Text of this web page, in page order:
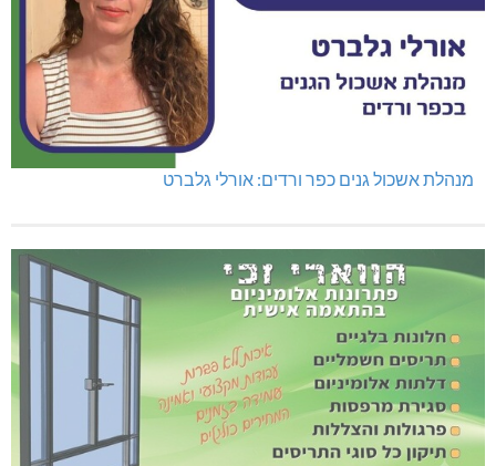
מנהלת אשכול גנים כפר ורדים: אורלי גלברט